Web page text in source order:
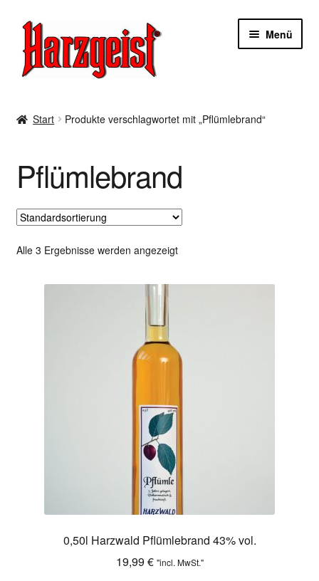
Zur
Navigation
springen
Zum
Inhalt
springen
Menü
Datenschutzerklärung
Impressum
Kasse
Mein Konto
Start Produkte verschlagwortet mit „Pflümlebrand“
Pflümlebrand
Alle 3 Ergebnisse werden angezeigt
0,50l Harzwald Pflümlebrand 43% vol.
19,99 € "incl. MwSt."